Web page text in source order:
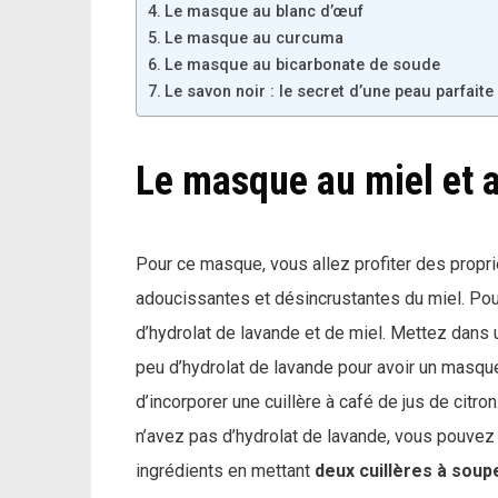
Le masque au blanc d’œuf
Le masque au curcuma
Le masque au bicarbonate de soude
Le savon noir : le secret d’une peau parfaite
Le masque au miel et
Pour ce masque, vous allez profiter des
adoucissantes et désincrustantes du miel.
d’hydrolat de lavande et de miel. Mettez
peu d’hydrolat de lavande pour avoir un
d’incorporer une cuillère à café de jus de
n’avez pas d’hydrolat de lavande, vous
ingrédients en mettant deux cuillères à